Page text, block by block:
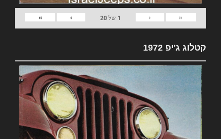
«
‹
1 של20
›
»
קטלוג ג'יפ 1972